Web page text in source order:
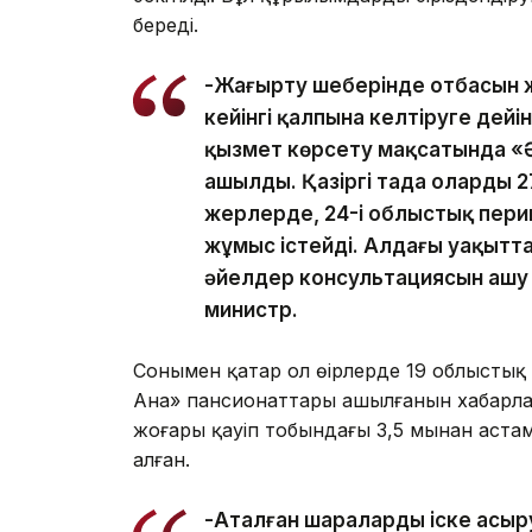
береді.
-Жаңғырту шеңберінде
кейінгі қалпына келтіруге
қызмет көрсету мақсатында
ашылды. Қазіргі таңда олардың
жерлерде, 24-і облыстық
жұмыс істейді. Алдағы
әйелдер консультациясын ашу
министр.
Сонымен қатар ол өңірлерде 19
Ана» пансионаттары ашылғанын
жоғары қауіп тобындағы 3,5 мыңнан
алған.
-Аталған шараларды іске